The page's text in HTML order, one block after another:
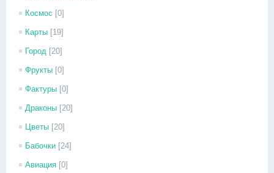
Космос [0]
Карты [19]
Город [20]
Фрукты [0]
Фактуры [0]
Драконы [20]
Цветы [20]
Бабочки [24]
Авиация [0]